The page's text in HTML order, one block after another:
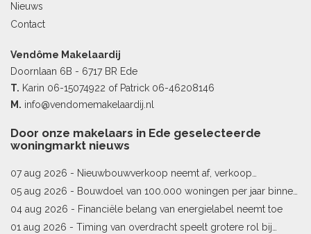
Nieuws
Contact
Vendôme Makelaardij
Doornlaan 6B - 6717 BR Ede
T. Karin 06-15074922 of Patrick 06-46208146
M. info@vendomemakelaardij.nl
Door onze makelaars in Ede geselecteerde
woningmarkt nieuws
07 aug 2026 - Nieuwbouwverkoop neemt af, verkoop
bestaande woningen stijgt
05 aug 2026 - Bouwdoel van 100.000 woningen per jaar binnen
bereik
04 aug 2026 - Financiële belang van energielabel neemt toe
01 aug 2026 - Timing van overdracht speelt grotere rol bij